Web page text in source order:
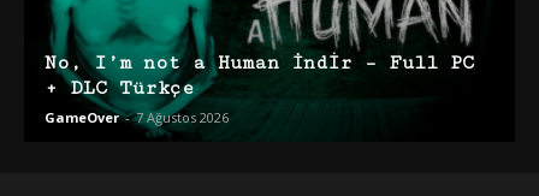
No, I’m not a Human İndir – Full PC
+ DLC Türkçe
GameOver - 7 Ağustos 2026